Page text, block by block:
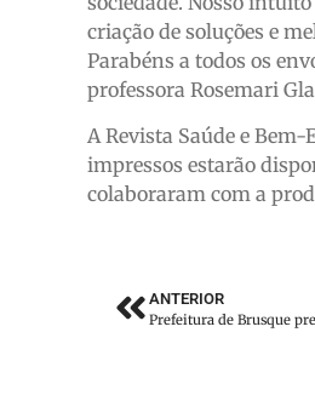
criação de soluções e
Parabéns a todos os
professora Rosemari
A Revista Saúde e
impressos estarão
colaboraram com a
ANTERIOR